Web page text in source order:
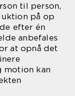
til person,
på op
efter én
anbefales
at opnå det
motion kan